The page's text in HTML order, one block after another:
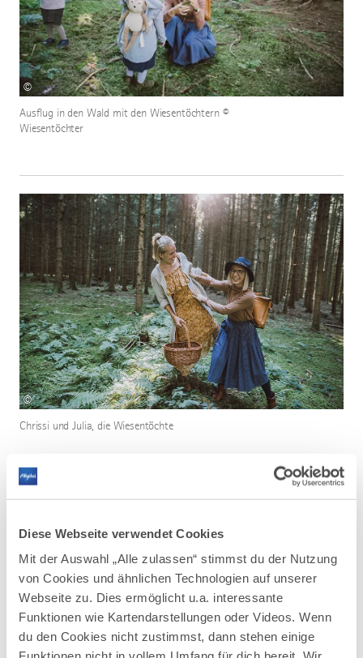
Diese Webseite verwendet Cookies
Mit der Auswahl „Alle zulassen“ stimmst du der Nutzung
von Cookies und ähnlichen Technologien auf unserer
Webseite zu. Dies ermöglicht u.a. interessante
Funktionen wie Kartendarstellungen oder Videos. Wenn
du den Cookies nicht zustimmst, dann stehen einige
©
Ausflug in den Wald mit den Wiesentöchtern ©
Wiesentöchter
©
Chrissi und Julia, die Wiesentöchte
BENÖTIGTES MATERIAL
Holzplatte ca. 2 cm dicke (alternativ gekaufte Baum-
feines Schleifpapier
Stickrahmen
Holzfiguren
Kerze (eventuell Kerzenständer)
Natur-Materialien (Fichten-Zapfen, Holz-Späne, Moos, …)